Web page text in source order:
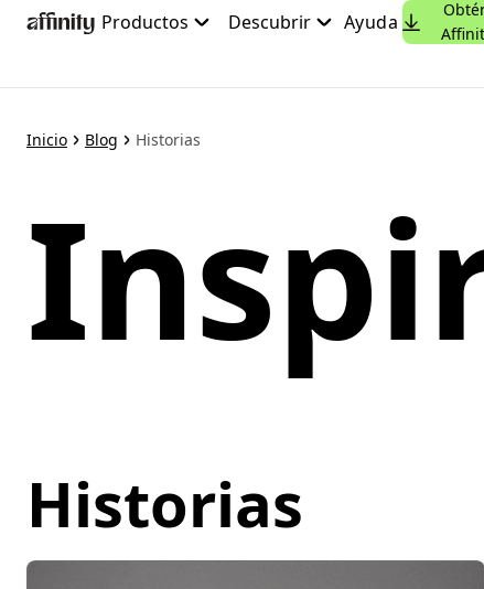
principal
Productos Descubrir Ayuda
Inicio Blog Historias
Historias